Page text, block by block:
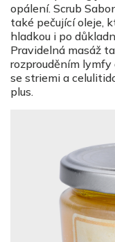
opálení. Scrub
také pečující oleje,
hladkou i po
Pravidelná masáž
rozprouděním
se striemi a
plus.